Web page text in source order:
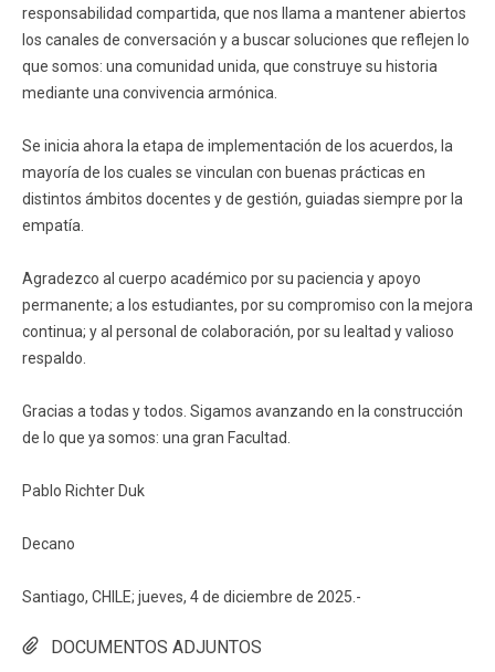
DOCUMENTOS ADJUNTOS
responsabilidad compartida, que nos llama a mantener abiertos
los canales de conversación y a buscar soluciones que reflejen lo
que somos: una comunidad unida, que construye su historia
mediante una convivencia armónica.
Se inicia ahora la etapa de implementación de los acuerdos, la
mayoría de los cuales se vinculan con buenas prácticas en
distintos ámbitos docentes y de gestión, guiadas siempre por la
empatía.
Agradezco al cuerpo académico por su paciencia y apoyo
permanente; a los estudiantes, por su compromiso con la mejora
continua; y al personal de colaboración, por su lealtad y valioso
respaldo.
Gracias a todas y todos. Sigamos avanzando en la construcción
de lo que ya somos: una gran Facultad.
Pablo Richter Duk
Decano
Santiago, CHILE; jueves, 4 de diciembre de 2025.-